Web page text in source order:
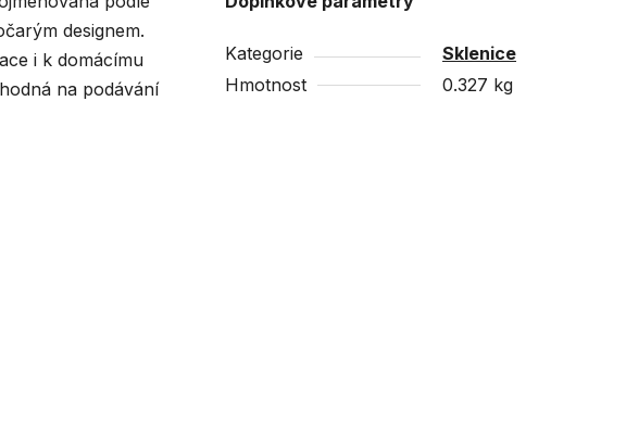
designem.
i k domácímu
na podávání
Kategorie
Sklenice
Hmotnost
0.327 kg